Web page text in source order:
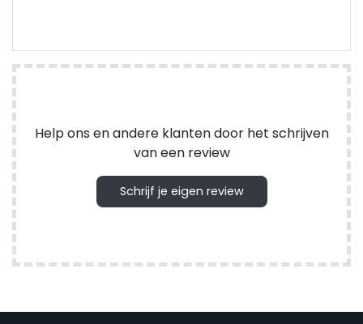
Help ons en andere klanten door het schrijven
van een review
Schrijf je eigen review